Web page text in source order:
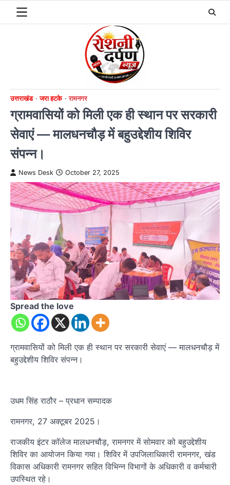
उत्तराखंड जरा हटके रामनगर
ग्रामवासियों को मिली एक ही स्थान पर सरकारी
सेवाएं — मालधनचौड़ में बहुउद्देशीय शिविर
संपन्न।
News Desk October 27, 2025
Spread the love
ग्रामवासियों को मिली एक ही स्थान पर सरकारी सेवाएं — मालधनचौड़ में
बहुउद्देशीय शिविर संपन्न।
उधम सिंह राठौर – प्रधान सम्पादक
रामनगर, 27 अक्टूबर 2025।
राजकीय इंटर कॉलेज मालधनचौड़, रामनगर में सोमवार को बहुउद्देशीय
शिविर का आयोजन किया गया। शिविर में उपजिलाधिकारी रामनगर, खंड
विकास अधिकारी रामनगर सहित विभिन्न विभागों के अधिकारी व कर्मचारी
उपस्थित रहे।